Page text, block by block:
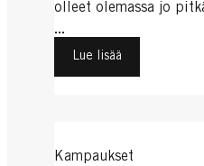
olleet olemassa jo
että ne sopivat meille
...
Lue lisää
Kampaukset